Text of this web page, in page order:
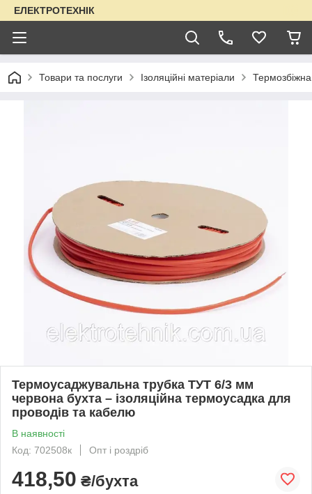
ЕЛЕКТРОТЕХНІК
Товари та послуги Ізоляційні матеріали
Термоусаджувальна трубка ТУТ 6/3 мм
червона бухта – ізоляційна термоусадка для
проводів та кабелю
В наявності
Код: 702508к
Опт і роздріб
418,50 ₴/бухта